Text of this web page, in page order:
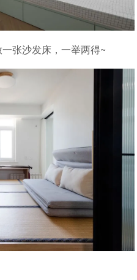
张沙发床，一举两得~